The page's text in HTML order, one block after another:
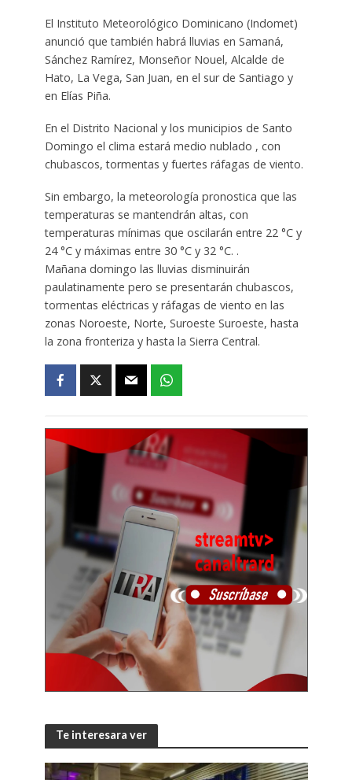
El Instituto Meteorológico Dominicano (Indomet)
anunció que también habrá lluvias en Samaná,
Sánchez Ramírez, Monseñor Nouel, Alcalde de
Hato, La Vega, San Juan, en el sur de Santiago y
en Elías Piña.
En el Distrito Nacional y los municipios de Santo
Domingo el clima estará medio nublado , con
chubascos, tormentas y fuertes ráfagas de viento.
Sin embargo, la meteorología pronostica que las
temperaturas se mantendrán altas, con
temperaturas mínimas que oscilarán entre 22 °C y
24 °C y máximas entre 30 °C y 32 °C. .
Mañana domingo las lluvias disminuirán
paulatinamente pero se presentarán chubascos,
tormentas eléctricas y ráfagas de viento en las
zonas Noroeste, Norte, Suroeste Suroeste, hasta
la zona fronteriza y hasta la Sierra Central.
Te interesara ver